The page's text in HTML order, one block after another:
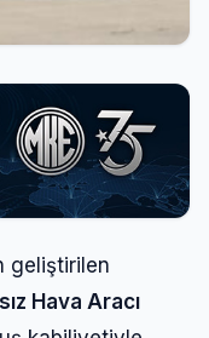
geliştirilen
Hava Aracı